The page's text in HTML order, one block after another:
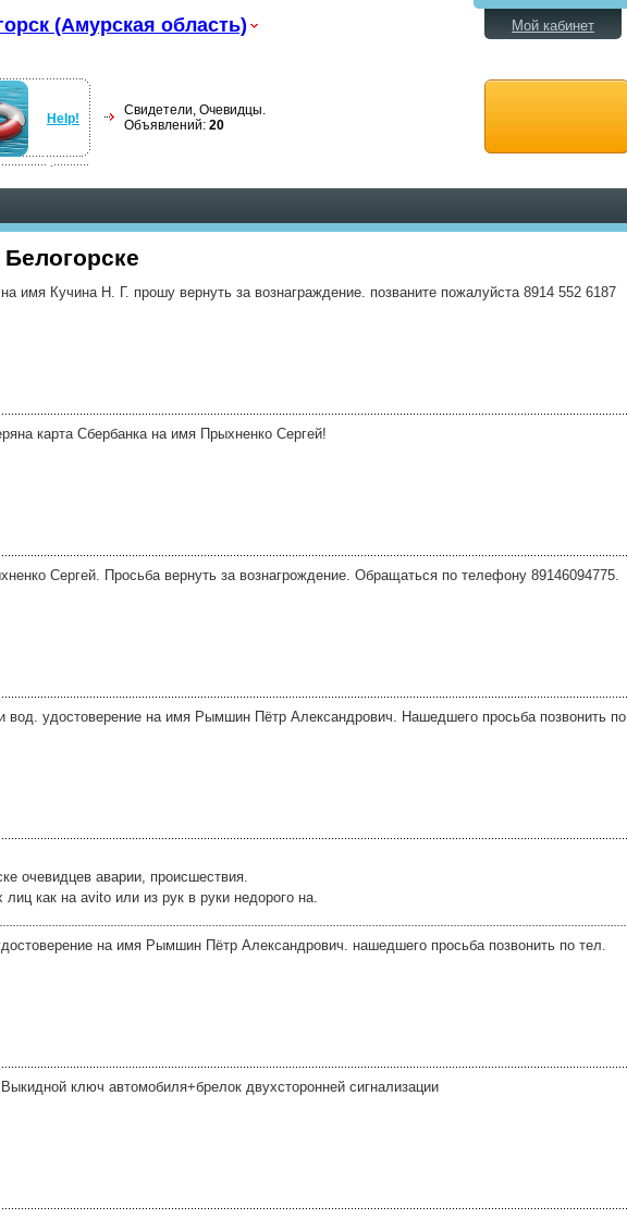
(Амурская область)
Help!
Свидетели, Очевидцы.
Объявлений: 20
Мой кабинет
имя Кучина Н. Г. прошу вернуть за вознаграждение. позваните пожалуйста 8914 552 6187
карта Сбербанка на имя Прыхненко Сергей!
Сергей. Просьба вернуть за вознагрождение. Обращаться по телефону 89146094775.
вод. удостоверение на имя Рымшин Пётр Александрович. Нашедшего просьба позвонить по
очевидцев аварии, происшествия.
как на avito или из рук в руки недорого на.
на имя Рымшин Пётр Александрович. нашедшего просьба позвонить по тел.
ключ автомобиля+брелок двухсторонней сигнализации